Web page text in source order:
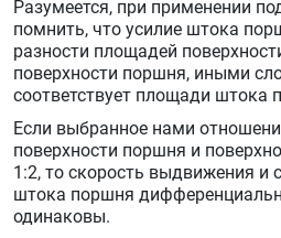
Разумеется, при применении
помнить, что усилие штока
разности площадей
поверхности поршня, иными
соответствует площади штока
Если выбранное нами
поверхности поршня и
1:2, то скорость выдвижения и
штока поршня
одинаковы.